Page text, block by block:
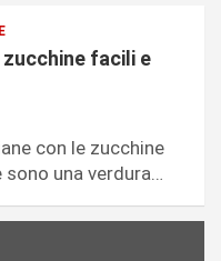
facili e
con le zucchine
sono una verdura…